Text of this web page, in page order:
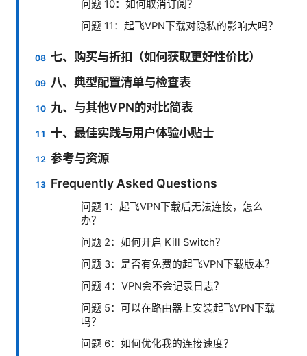
问题 10：如何取消订阅？
问题 11：起飞VPN下载对隐私的影响大吗？
七、购买与折扣（如何获取更好性价比）
八、典型配置清单与检查表
九、与其他VPN的对比简表
十、最佳实践与用户体验小贴士
参考与资源
Frequently Asked Questions
问题 1：起飞VPN下载后无法连接，怎么
办？
问题 2：如何开启 Kill Switch？
问题 3：是否有免费的起飞VPN下载版本？
问题 4：VPN会不会记录日志？
问题 5：可以在路由器上安装起飞VPN下载
吗？
问题 6：如何优化我的连接速度？